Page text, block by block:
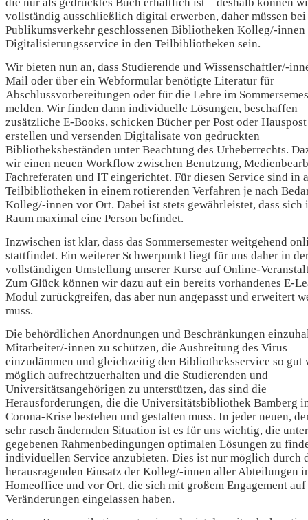
vollständig ausschließlich digital erwerben, daher müssen
Publikumsverkehr geschlossenen Bibliotheken Kolleg/-
Digitalisierungsservice in den Teilbibliotheken sein.
Wir bieten nun an, dass Studierende und Wissenschaftler/-
Mail oder über ein Webformular benötigte Literatur für
Abschlussvorbereitungen oder für die Lehre im
melden. Wir finden dann individuelle Lösungen, beschaffen
zusätzliche E-Books, schicken Bücher per Post oder
erstellen und versenden Digitalisate von gedruckten
Bibliotheksbeständen unter Beachtung des Urheberrechts.
wir einen neuen Workflow zwischen Benutzung,
Fachreferaten und IT eingerichtet. Für diesen Service sind in
Teilbibliotheken in einem rotierenden Verfahren je nach
Kolleg/-innen vor Ort. Dabei ist stets gewährleistet, dass sich
Raum maximal eine Person befindet.
Inzwischen ist klar, dass das Sommersemester weitgehend
stattfindet. Ein weiterer Schwerpunkt liegt für uns daher in
vollständigen Umstellung unserer Kurse auf Online-
Zum Glück können wir dazu auf ein bereits vorhandenes E-
Modul zurückgreifen, das aber nun angepasst und erweitert
muss.
Die behördlichen Anordnungen und Beschränkungen
Mitarbeiter/-innen zu schützen, die Ausbreitung des Virus
einzudämmen und gleichzeitig den Bibliotheksservice so gut
möglich aufrechtzuerhalten und die Studierenden und
Universitätsangehörigen zu unterstützen, das sind die
Herausforderungen, die die Universitätsbibliothek Bamberg
Corona-Krise bestehen und gestalten muss. In jeder neuen,
sehr rasch ändernden Situation ist es für uns wichtig, die
gegebenen Rahmenbedingungen optimalen Lösungen zu
individuellen Service anzubieten. Dies ist nur möglich durch
herausragenden Einsatz der Kolleg/-innen aller Abteilungen
Homeoffice und vor Ort, die sich mit großem Engagement auf
Veränderungen eingelassen haben.